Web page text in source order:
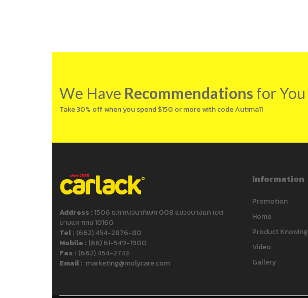
We Have Recommendations for You
Take 30% off when you spend $150 or more with code Autima11
Address :1506 ซ.กาญจนาภิเษก 008 แขวงบางแค เขต
บางแค กทม 10160
Tel : (662) 454-2876-80
Mobile : (66) 61-549-1900
Fax : (662) 454-2743
Email : marketing@molycare.com
Information
Promotion
Home
Product Knowing
Video
Gallery